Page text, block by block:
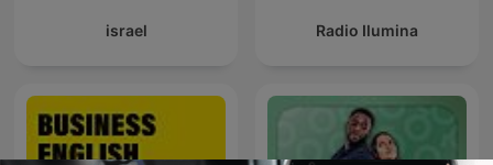
israel Radio Ilumina